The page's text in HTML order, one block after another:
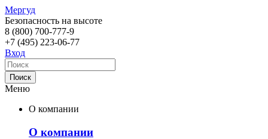
Мергуд
Безопасность на высоте
8 (800) 700-777-9
+7 (495) 223-06-77
Вход
Меню
О компании
О компании